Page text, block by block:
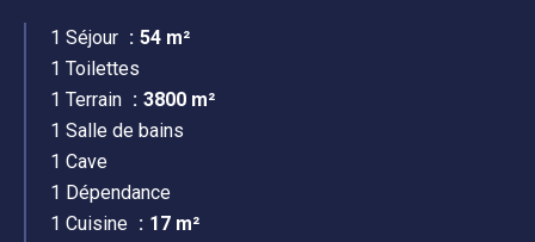
1 Séjour
54 m²
1 Toilettes
1 Terrain
3800 m²
1 Salle de bains
1 Cave
1 Dépendance
1 Cuisine
17 m²